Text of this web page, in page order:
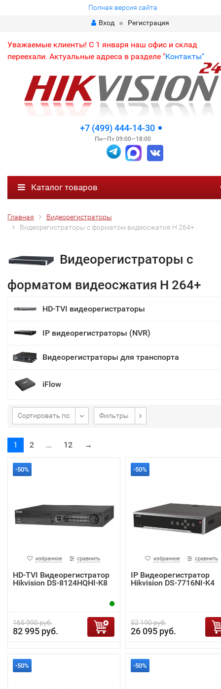
Полная версия сайта
Вход
Регистрация
Уважаемые клиенты! С 1 января наш офис и склад
переехали. Актуальные адреса в разделе "Контакты"
+7 (499) 444-14-30
Пн—Пт 09:00—18:00
Каталог товаров
Главная
Видеорегистраторы
Видеорегистраторы с форматом видеосжатия H 264+
Видеорегистраторы с
форматом видеосжатия H 264+
HD-TVI видеорегистраторы
IP видеорегистраторы (NVR)
Видеорегистраторы для транспорта
iFlow
Сортировать по: Фильтры
1 2 ... 12 →
-50%
избранное сравнить
HD-TVI Видеорегистратор
Hikvision DS-8124HQHI-K8
165 990 руб.
82 995 руб.
-50%
избранное сравнить
IP Видеорегистратор
Hikvision DS-7716NI-K4
52 190 руб.
26 095 руб.
-50% -50%